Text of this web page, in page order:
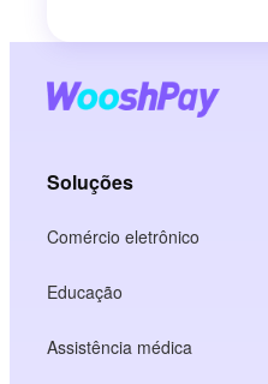
Soluções
Comércio eletrônico
Educação
Assistência médica